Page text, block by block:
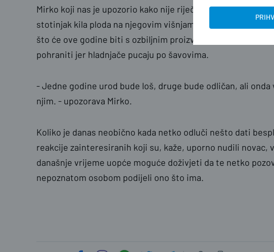
Mirko koji nas je upozorio kako nije riječ samo o lijepoj
stotinjak kila ploda na njegovim višnjama propalo, ne bi bio
što će ove godine biti s ozbiljnim proizvođačima koji svoj
pohraniti jer hladnjače pucaju po šavovima.
- Jedne godine urod bude loš, druge bude odličan, ali onda
njim. - upozorava Mirko.
Koliko je danas neobično kada netko odluči nešto dati
reakcije zainteresiranih koji su, kaže, uporno nudili novac,
današnje vrijeme uopće moguće doživjeti da te netko
nepoznatom osobom podijeli ono što ima.